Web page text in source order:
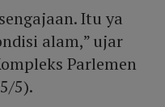
Itu ya
alam,” ujar
Parlemen
5).